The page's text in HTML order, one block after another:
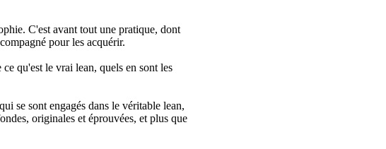
C'est avant tout une pratique, dont
pour les acquérir.
qu'est le vrai lean, quels en sont les
se sont engagés dans le véritable lean,
originales et éprouvées, et plus que